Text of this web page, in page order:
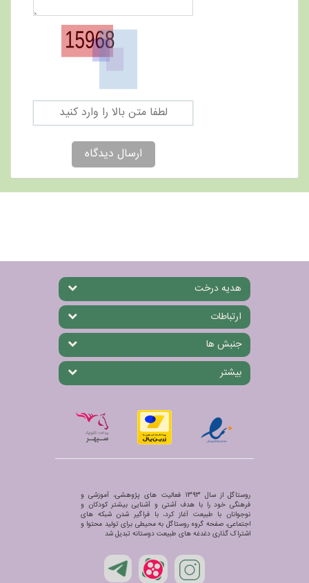
ارسال دیدگاه
هدیه درخت
ارتباطات
جنبش ها
بیشتر
روستاگل از سال 1393 فعالیت های پژوهشی، آموزشی و
فرهنگی خود را با هدف آشتی و آشنایی بیشتر کودکان و
نوجوانان با طبیعت آغاز کرد، با فراگیر شدن شبکه های
اجتماعی، صفحه گروه روستاگل به محیطی برای تولید محتوا و
اشتراک گذاری دغدغه های طبیعت دوستانه تبدیل شد